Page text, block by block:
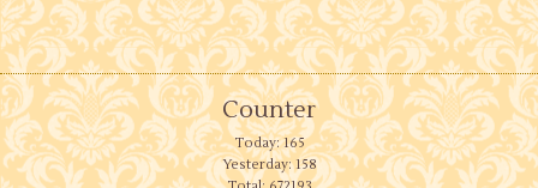
Counter
Today:165
Yesterday:158